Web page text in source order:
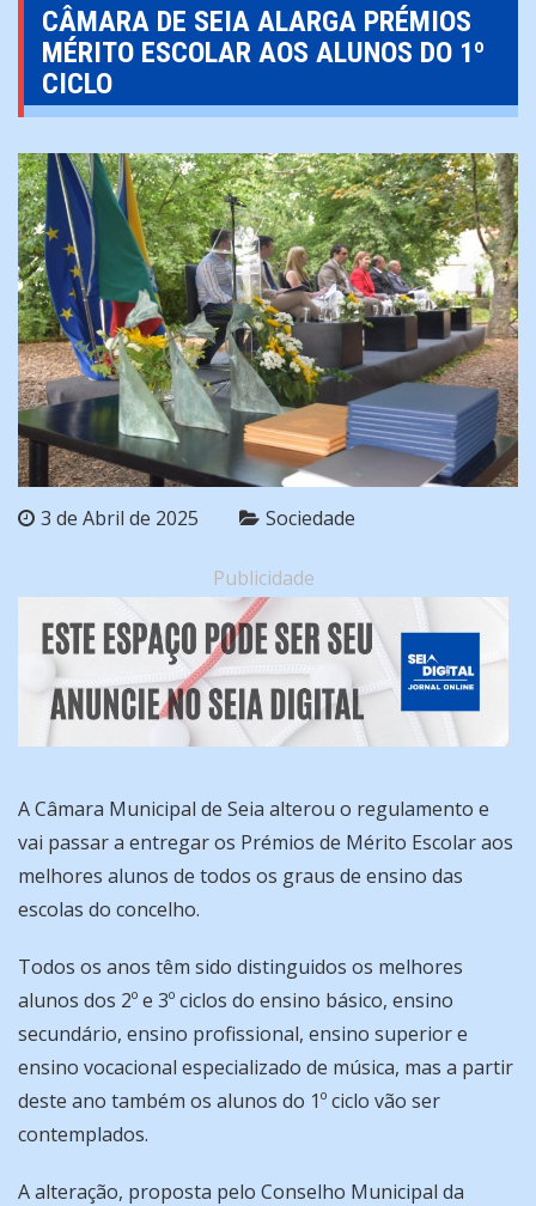
CÂMARA DE SEIA ALARGA PRÉMIOS
MÉRITO ESCOLAR AOS ALUNOS DO 1º
CICLO
3 de Abril de 2025 Sociedade
Publicidade
A Câmara Municipal de Seia alterou o regulamento e
vai passar a entregar os Prémios de Mérito Escolar aos
melhores alunos de todos os graus de ensino das
escolas do concelho.
Todos os anos têm sido distinguidos os melhores
alunos dos 2º e 3º ciclos do ensino básico, ensino
secundário, ensino profissional, ensino superior e
ensino vocacional especializado de música, mas a partir
deste ano também os alunos do 1º ciclo vão ser
contemplados.
A alteração, proposta pelo Conselho Municipal da